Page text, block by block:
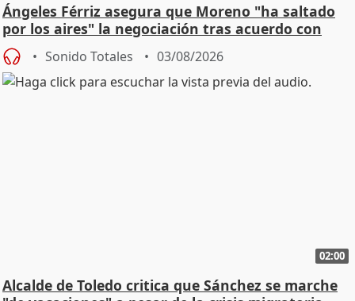
Ángeles Férriz asegura que Moreno "ha saltado
por los aires" la negociación tras acuerdo con
SMA
Sonido Totales 03/08/2026
02:00
Alcalde de Toledo critica que Sánchez se marche